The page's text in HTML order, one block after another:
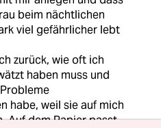
beim nächtlichen
viel gefährlicher lebt
zurück, wie oft ich
haben muss und
habe, weil sie auf mich
Auf dem Papier passt